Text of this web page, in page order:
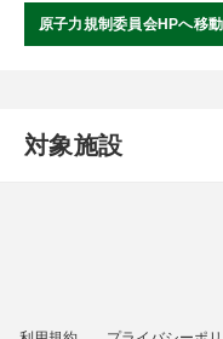
原子力規制委員会HPへ移
対象施設